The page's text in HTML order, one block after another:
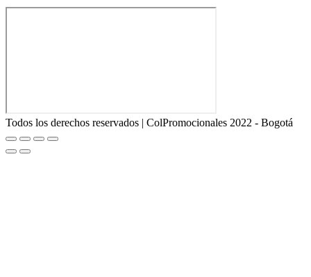
Todos los derechos reservados | ColPromocionales 2022 - Bogotá